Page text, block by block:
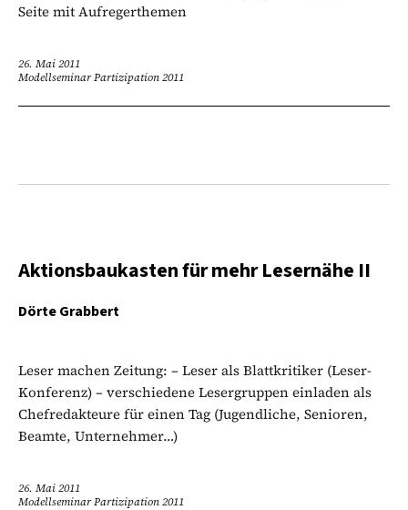
Seite mit Aufregerthemen
26. Mai 2011
Modellseminar Partizipation 2011
Aktionsbaukasten für mehr Lesernähe II
Dörte Grabbert
Leser machen Zeitung: – Leser als Blattkritiker (Leser-
Konferenz) – verschiedene Lesergruppen einladen als
Chefredakteure für einen Tag (Jugendliche, Senioren,
Beamte, Unternehmer…)
26. Mai 2011
Modellseminar Partizipation 2011